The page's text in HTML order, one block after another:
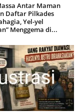
Antar Maman
Daftar Pilkades
Yel-yel
Menggema di...